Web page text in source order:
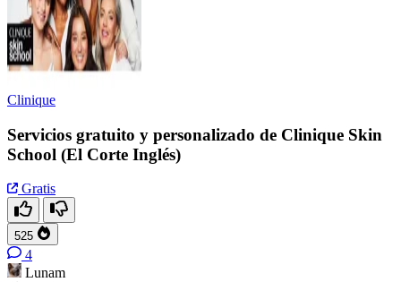
Clinique
Servicios gratuito y personalizado de Clinique Skin
School (El Corte Inglés)
Gratis
525
4
Lunam